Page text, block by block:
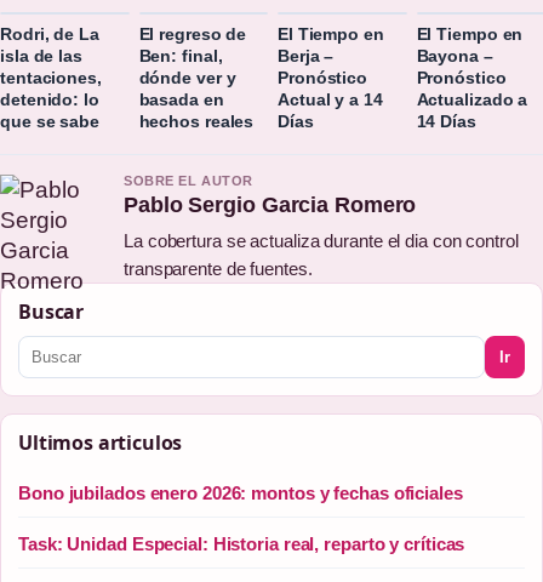
Rodri, de La
isla de las
tentaciones,
detenido: lo
que se sabe
El regreso de
Ben: final,
dónde ver y
basada en
hechos reales
El Tiempo en
Berja –
Pronóstico
Actual y a 14
Días
El Tiempo en
Bayona –
Pronóstico
Actualizado a
14 Días
SOBRE EL AUTOR
Pablo Sergio Garcia Romero
La cobertura se actualiza durante el dia con control
transparente de fuentes.
Buscar
Ir
Ultimos articulos
Bono jubilados enero 2026: montos y fechas oficiales
Task: Unidad Especial: Historia real, reparto y críticas